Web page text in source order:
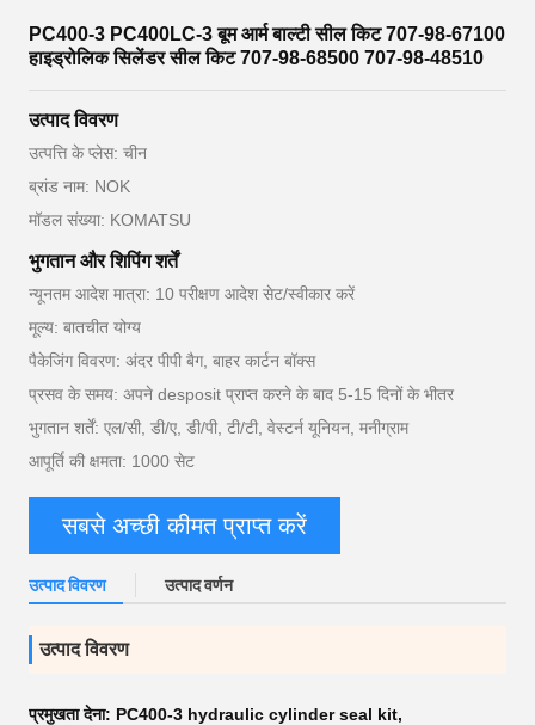
PC400-3 PC400LC-3 बूम आर्म बाल्टी सील किट 707-98-67100
हाइड्रोलिक सिलेंडर सील किट 707-98-68500 707-98-48510
उत्पाद विवरण
उत्पत्ति के प्लेस: चीन
ब्रांड नाम: NOK
मॉडल संख्या: KOMATSU
भुगतान और शिपिंग शर्तें
न्यूनतम आदेश मात्रा: 10 परीक्षण आदेश सेट/स्वीकार करें
मूल्य: बातचीत योग्य
पैकेजिंग विवरण: अंदर पीपी बैग, बाहर कार्टन बॉक्स
प्रसव के समय: अपने desposit प्राप्त करने के बाद 5-15 दिनों के भीतर
भुगतान शर्तें: एल/सी, डी/ए, डी/पी, टी/टी, वेस्टर्न यूनियन, मनीग्राम
आपूर्ति की क्षमता: 1000 सेट
सबसे अच्छी कीमत प्राप्त करें
उत्पाद विवरण उत्पाद वर्णन
उत्पाद विवरण
प्रमुखता देना: PC400-3 hydraulic cylinder seal kit,